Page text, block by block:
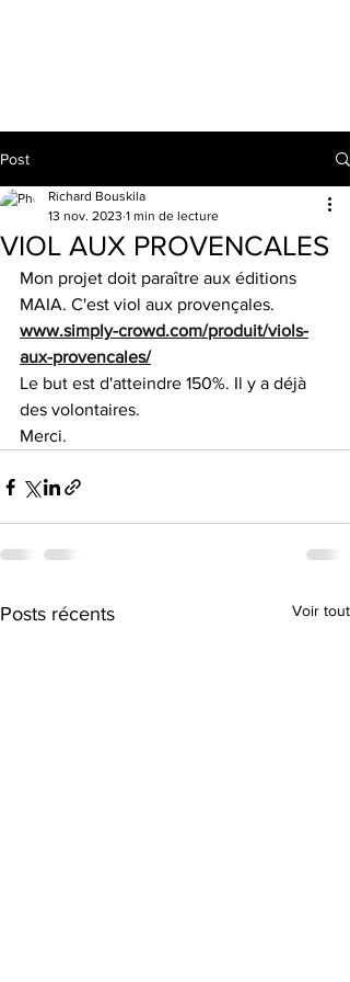
Post
VIOL AUX PROVENCALES
Richard Bouskila
13 nov. 2023 1 min de lecture
Mon projet doit paraître aux éditions
MAIA. C'est viol aux provençales.
www.simply-crowd.com/produit/viols-
aux-provencales/
Le but est d'atteindre 150%. Il y a déjà
des volontaires.
Merci.
Posts récents Voir tout